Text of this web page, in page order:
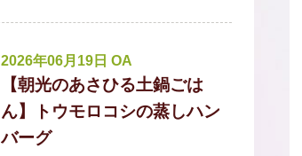
2026年06月19日 OA
【朝光のあさひる土鍋ごは
ん】トウモロコシの蒸しハン
バーグ